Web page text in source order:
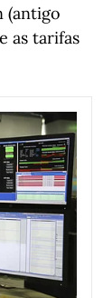
(antigo
as tarifas